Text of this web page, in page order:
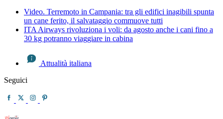
Video. Terremoto in Campania: tra gli edifici inagibili spunta
un cane ferito, il salvataggio commuove tutti
ITA Airways rivoluziona i voli: da agosto anche i cani fino a
30 kg potranno viaggiare in cabina
Attualità italiana
Seguici